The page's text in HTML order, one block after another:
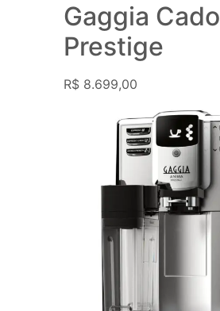
Gaggia
Prestige
R$ 8.699,00